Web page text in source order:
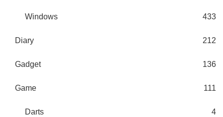
Windows 433
Diary 212
Gadget 136
Game 111
Darts 4